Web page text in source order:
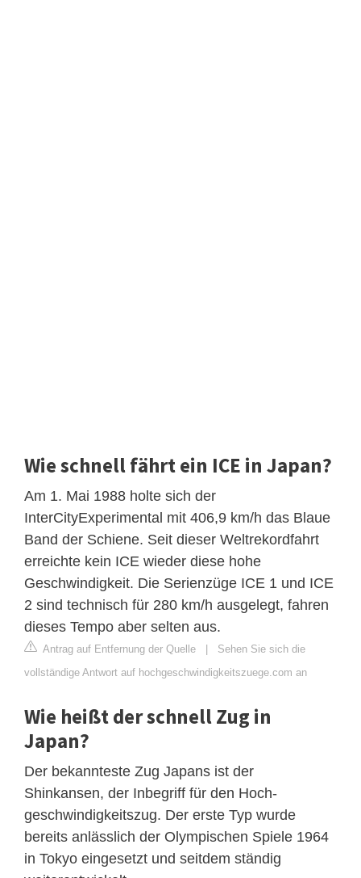
Wie schnell fährt ein ICE in Japan?
Am 1. Mai 1988 holte sich der
InterCityExperimental mit 406,9 km/h das Blaue
Band der Schiene. Seit dieser Weltrekordfahrt
erreichte kein ICE wieder diese hohe
Geschwindigkeit. Die Serienzüge ICE 1 und ICE
2 sind technisch für 280 km/h ausgelegt, fahren
dieses Tempo aber selten aus.
Antrag auf Entfernung der Quelle | Sehen Sie sich die
vollständige Antwort auf hochgeschwindigkeitszuege.com an
Wie heißt der schnell Zug in
Japan?
Der bekannteste Zug Japans ist der
Shinkansen, der Inbegriff für den Hoch-
geschwindigkeitszug. Der erste Typ wurde
bereits anlässlich der Olympischen Spiele 1964
in Tokyo eingesetzt und seitdem ständig